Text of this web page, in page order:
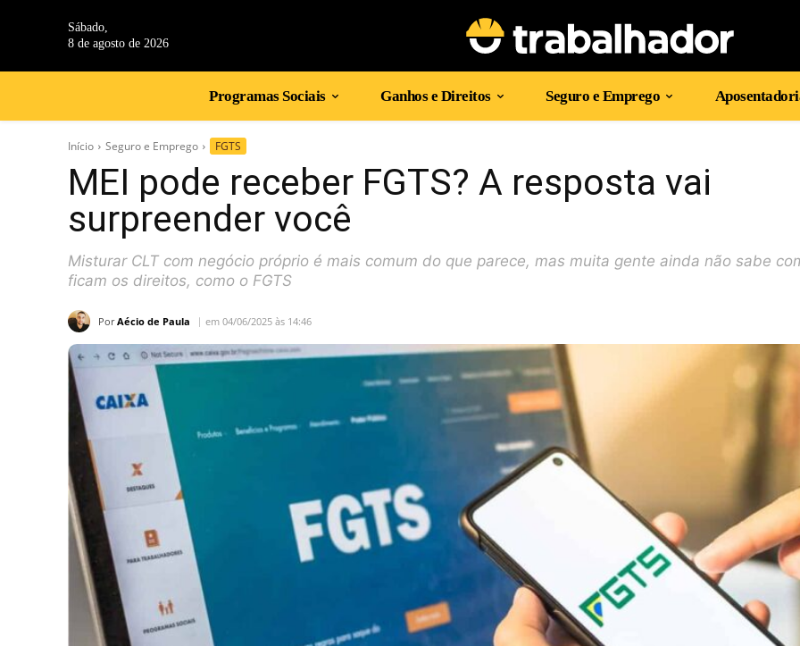
Sábado,
8 de agosto de 2026
Programas Sociais Ganhos e Direitos Seguro e Emprego
Início Seguro e Emprego FGTS
MEI pode receber FGTS? A resposta vai
surpreender você
Misturar CLT com negócio próprio é mais comum do que parece, mas muita gente ainda não sabe
ficam os direitos, como o FGTS
Por Aécio de Paula em 04/06/2025 às 14:46